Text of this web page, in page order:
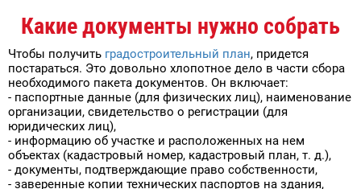
Какие документы нужно собрать
Чтобы получить градостроительный план, придется
постараться. Это довольно хлопотное дело в части сбора
необходимого пакета документов. Он включает:
- паспортные данные (для физических лиц), наименование
организации, свидетельство о регистрации (для
юридических лиц),
- информацию об участке и расположенных на нем
объектах (кадастровый номер, кадастровый план, т. д.),
- документы, подтверждающие право собственности,
- заверенные копии технических паспортов на здания,